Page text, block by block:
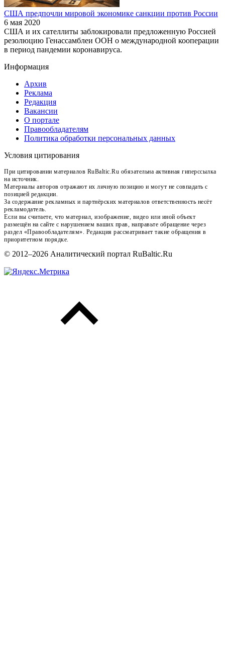
США предпочли мировой экономике санкции против России
6 мая 2020
США и их сателлиты заблокировали предложенную Россией
резолюцию Генассамблеи ООН о международной кооперации
в период пандемии коронавируса.
Информация
Архив
Реклама
Редакция
Вакансии
О портале
Правообладателям
Политика обработки персональных данных
Условия цитирования
При цитировании материалов RuBaltic.Ru обязательна активная гиперссылка
на источник.
Материалы авторов отражают их личную позицию и могут не совпадать с
позицией редакции.
За содержание рекламных и партнёрских материалов ответственность несёт
рекламодатель.
Если вы считаете, что материал, изображение, видео или иной объект
размещён на сайте с нарушением ваших прав, направьте обращение через
раздел «Правообладателям». Редакция рассматривает такие обращения в
приоритетном порядке.
© 2012–2026 Аналитический портал RuBaltic.Ru